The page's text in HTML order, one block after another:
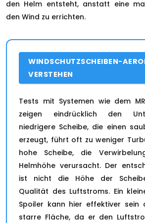
den Helm entsteht, anstatt eine
den Wind zu errichten.
WINDSCHUTZSCHEIBEN-
VERSTEHEN
Tests mit Systemen wie dem
zeigen eindrücklich den
niedrigere Scheibe, die einen
erzeugt, führt oft zu weniger
hohe Scheibe, die
Helmhöhe verursacht. Der
ist nicht die Höhe der
Qualität des Luftstroms. Ein
Spoiler kann hier effektiver sein
starre Fläche, da er den